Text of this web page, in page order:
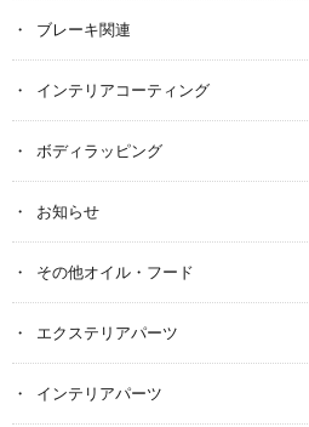
ブレーキ関連
インテリアコーティング
ボディラッピング
お知らせ
その他オイル・フード
エクステリアパーツ
インテリアパーツ